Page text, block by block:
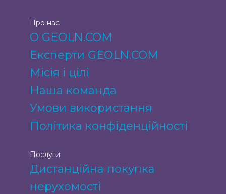
Про нас
О GEOLN.COM
Експерти GEOLN.COM
Місія і цілі
Наша команда
Умови використання
Політика конфіденційності
Послуги
Дистанційна покупка
нерухомості